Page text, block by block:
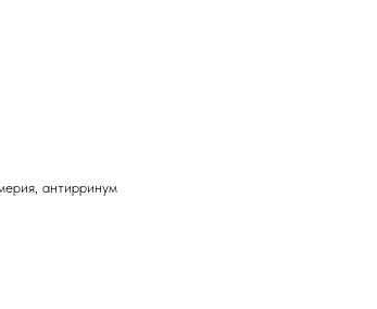
антирринум